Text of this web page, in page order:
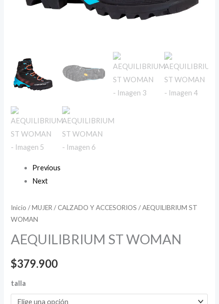
Previous
Next
Inicio /MUJER / CALZADO Y ACCESORIOS / AEQUILIBRIUM ST
WOMAN
AEQUILIBRIUM ST WOMAN
$379.900
talla